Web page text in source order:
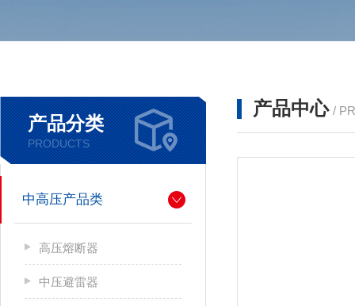
产品分类
PRODUCTS
中高压产品类
高压熔断器
中压避雷器
产品中心 /